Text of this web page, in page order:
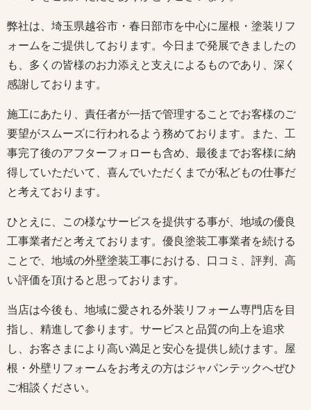
弊社は、埼玉県越谷市・春日部市を中心に屋根・塗装リフ
ォームをご提供しております。今日まで発展できましたの
も、多くの皆様のお力添えと支えによるものであり、深く
感謝しております。
施工にあたり、責任者が一括で管理することでお客様のご
要望がスムーズに行われるよう務めております。また、工
事完了後のアフターフォローも含め、最後までお客様に納
得していただいて、喜んでいただくまでが私どもの仕事だ
と考えております。
ひとえに、この様なサービスを提供する事が、地域の優良
工事業者だと考えております。優良塗装工事業者を続ける
ことで、地域の外壁塗装工事における、口コミ、評判、高
い評価を頂けると思っております。
当店は今後も、地域に愛される外装リフォーム専門店を目
指し、精進して参ります。サービスと品質の向上を追求
し、お客さまにより高い満足と安心を提供し続けます。屋
根・外壁リフォームをお考えの方はジャパンテックへぜひ
ご相談ください。